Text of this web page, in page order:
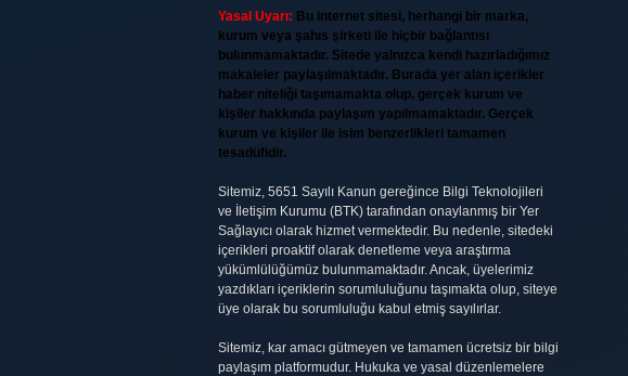
Yasal Uyarı: Bu internet sitesi, herhangi bir marka,
kurum veya şahıs şirketi ile hiçbir bağlantısı
bulunmamaktadır. Sitede yalnızca kendi hazırladığımız
makaleler paylaşılmaktadır. Burada yer alan içerikler
haber niteliği taşımamakta olup, gerçek kurum ve
kişiler hakkında paylaşım yapılmamaktadır. Gerçek
kurum ve kişiler ile isim benzerlikleri tamamen
tesadüfidir.
Sitemiz, 5651 Sayılı Kanun gereğince Bilgi Teknolojileri
ve İletişim Kurumu (BTK) tarafından onaylanmış bir Yer
Sağlayıcı olarak hizmet vermektedir. Bu nedenle, sitedeki
içerikleri proaktif olarak denetleme veya araştırma
yükümlülüğümüz bulunmamaktadır. Ancak, üyelerimiz
yazdıkları içeriklerin sorumluluğunu taşımakta olup, siteye
üye olarak bu sorumluluğu kabul etmiş sayılırlar.
Sitemiz, kar amacı gütmeyen ve tamamen ücretsiz bir bilgi
paylaşım platformudur. Hukuka ve yasal düzenlemelere